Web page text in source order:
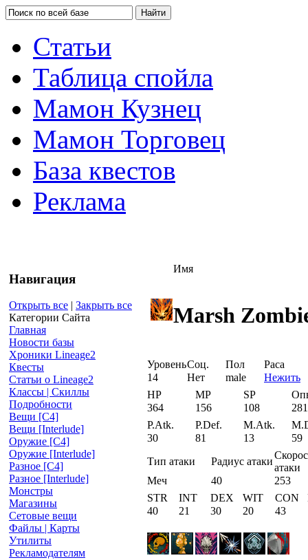
Статьи
Таблица спойла
Мамон Кузнец
Мамон Торговец
База квестов
Реклама
Навигация
Открыть все | Закрыть все
Категории Сайта
Главная
Новости базы
Хроники Lineage2
Квесты
Статьи о Lineage2
Классы | Скиллы
Подробности
Вещи [С4]
Вещи [Interlude]
Оружие [С4]
Оружие [Interlude]
Разное [C4]
Разное [Interlude]
Монстры
Магазины
Сетовые вещи
Файлы | Карты
Утилиты
Рекламодателям
Имя
Marsh
УровеньСоц. Пол
Раса
14
Нет male
Нежить
HP
MP SP
364
156 108
P.Atk.
P.Def. M.Atk.
30
81 13
59
Тип атаки
Радиус атаки
атаки
Меч
40
253
STR
INT DEX WIT CON
40
21 30 20 43